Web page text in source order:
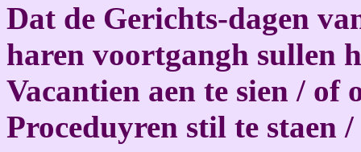
Dat de Gerichts-dagen
haren voortgangh sullen
Vacantien aen te sien / of
Proceduyren stil te staen